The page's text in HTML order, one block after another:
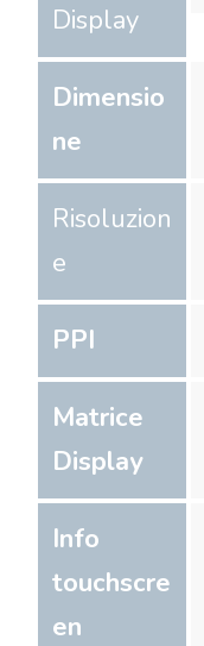
Display
Dimensio
ne
Risoluzion
e
PPI
Matrice
Display
Info
touchscre
en